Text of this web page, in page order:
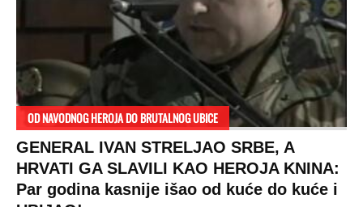
RAJ!
Žene u Srbiji su poludele za njima,
ogledaju se, bacaju pare: Ovde bunde